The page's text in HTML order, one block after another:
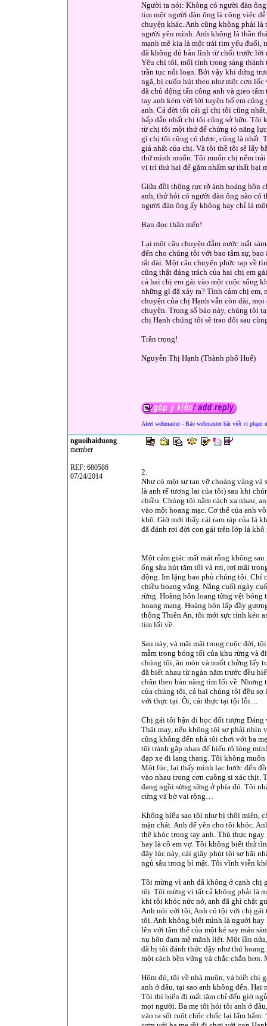
Người ta nói: Không có người đàn
tim một người đàn ông là công việc
chuyện khác. Anh cũng không phải là
người yêu mình. Anh không là thần
mạnh mẽ kia là một trái tim yếu đuối,
đã không đủ bản lĩnh từ chối trước lời
Yêu chị tôi, mối tình trong sáng thánh
trần tục nổi loạn. Bởi vậy khi đứng
ngã, bị cuốn hút theo như một cơn
đã chủ động tấn công anh và gieo
tay anh kèm với lời tuyên bố em cũng
anh. Cả đời tôi cái gì chị tôi cũng
hấp dẫn nhất chị tôi cũng sở hữu. Tôi
từ chị tôi một thứ để chứng tỏ năng
gì chị tôi cũng có được, cũng là nhất.
giá nhất của chị. Và tôi thề tôi sẽ lấy
thứ mình muốn. Tôi muốn chị nếm
vị trí thứ hai để gặm nhấm sự thất bại
Giữa đồi thông rực rỡ ánh hoàng hôn
anh, thử hỏi có người đàn ông nào có
người đàn ông ấy không hay chỉ là
Bạn đọc thân mến!
Lại một câu chuyện đẫm nước mắt
đến cho chúng tôi với bao tâm sự,
rất dài. Một câu chuyện phức tạp về
cũng thật đáng trách của hai chị em
cả hai chị em gái vào một cuộc sống
những gì đã xảy ra? Tình cảm chị em,
chuyện của chị Hạnh vẫn còn dài,
chuyện. Trong số báo này, chúng tôi
chị Hạnh chúng tôi sẽ trao đổi sau
Trân trọng!
Nguyễn Thị Hạnh (Thành phố Huế)
Alert webmaster - Báo webmaster bài viết vi phạm
nguoihaiduong
member
REF: 680586
07/24/2014
2.
Như có một sự tan vỡ choáng váng
là anh rể tương lai của tôi) sau khi
chiều. Chúng tôi nằm cách xa nhau,
vào một hoang mạc. Cơ thể của anh
khô. Giờ mới thấy cái ram ráp của lá
đã đánh rơi đời con gái trên lớp lá
Một cảm giác mất mát rỗng không
ống sâu hút tăm tối và rơi, rơi mãi
động. Im lặng bao phủ chúng tôi. Chỉ
chiều hoang vắng. Nắng cuối ngày
rừng. Hoàng hôn loang từng vệt bóng
hoang mang. Hoàng hôn lấp đầy
thông Thiên An, tôi mới sực tỉnh kéo
tìm lối về.
Sau này, và mãi mãi trong cuộc đời,
mẫm trong bóng tối của khu rừng và
chúng tôi, ăn mòn và nuốt chửng lấy
đã biết nhau từ ngàn năm trước đều
chân theo bản năng tìm lối về.
của chúng tôi, cả hai chúng tôi đều
với thực tại. Ôi, cái thực tại tội lỗi…
Chị gái tôi bận đi học đối tượng Đảng
Thật may, nếu không tôi sợ phải nhìn
cũng không đến nhà tôi chơi với ba
tôi tránh gặp nhau để hiểu rõ lòng
đạp xe đi lang thang. Tôi không
Một lúc, lại thấy mình lạc bước đến
vào nhau trong cơn cuồng si xác thịt.
đang ngồi sừng sững ở phía đó. Tôi
cứng và bờ vai rộng…
Không hiểu sao tôi như bị thôi miên,
mặn chát. Anh để yên cho tôi khóc.
thê khóc trong tay anh. Thú thực
hay là cô em vợ. Tôi không biết thứ
đây lúc này, cái giây phút tôi sợ hãi
ngủ sâu trong bí mật. Tôi vĩnh viễn
Tôi mừng vì anh đã không ở cạnh chị
tôi. Tôi mừng vì tất cả không phải là
khi tôi khóc nức nở, anh đã ghì chặt
Anh nói với tôi, Anh có tội với chị gái
tôi. Anh không biết mình là người hay
lên với tâm thế của một kẻ say máu
nụ hôn đam mê mãnh liệt. Một lần
đã bị tôi đánh thức dậy như thú
một cách bền vững và chắc chắn
Hôm đó, tôi về nhà muộn, và biết chị
anh ở đâu, tại sao anh không đến.
Tôi thì biến đi mất tăm chỉ đến giờ
mọi người. Ba mẹ tôi hỏi tôi anh ở
vào ra sốt ruột chốc chốc lại lẩm